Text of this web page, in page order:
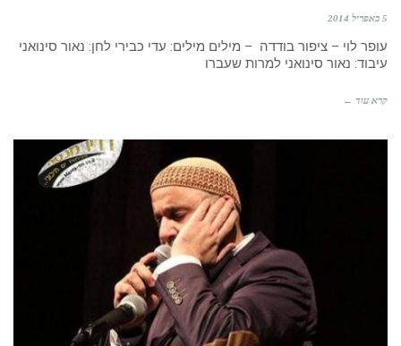
5 באפריל 2014
עופר לוי – ציפור בודדה – מילים מילים: עדי כבירי לחן: נאור סינואני
עיבוד: נאור סינואני למרות שעברו
קרא עוד ←